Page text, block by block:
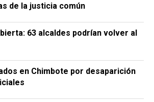
de la justicia común
63 alcaldes podrían volver al
en Chimbote por desaparición